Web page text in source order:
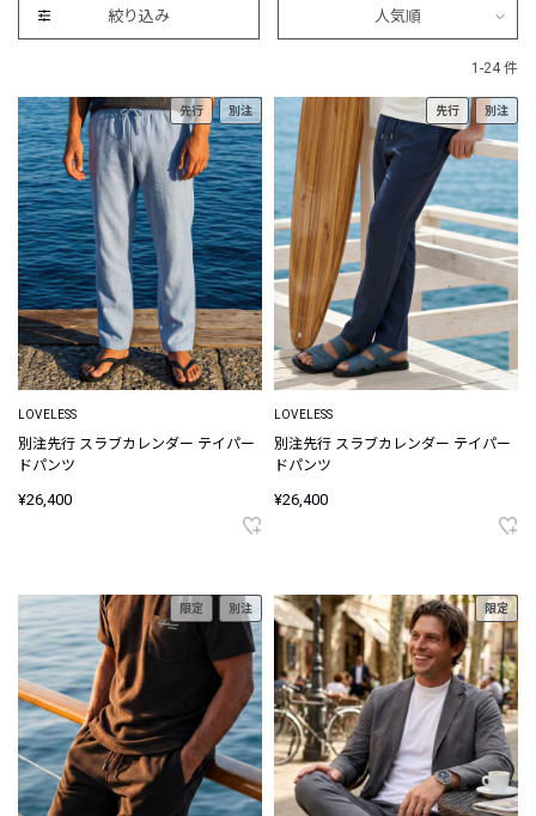
絞り込み 人気順
1-24 件
先行 別注
LOVELESS
別注先行 スラブカレンダー テイパー
ドパンツ
¥26,400
先行 別注
LOVELESS
別注先行 スラブカレンダー テイパー
ドパンツ
¥26,400
限定 別注 限定